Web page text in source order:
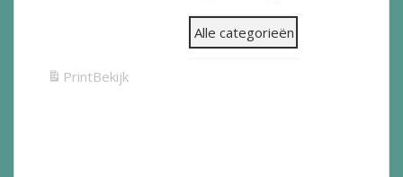
Alle categorieën
PrintBekijk